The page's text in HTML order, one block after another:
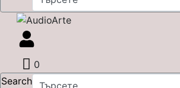
0
Search